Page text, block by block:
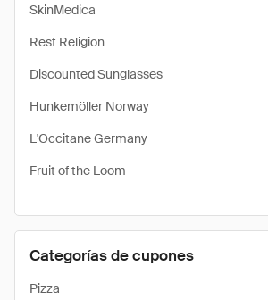
SkinMedica
Rest Religion
Discounted Sunglasses
Hunkemöller Norway
L'Occitane Germany
Fruit of the Loom
Categorías de cupones
Pizza